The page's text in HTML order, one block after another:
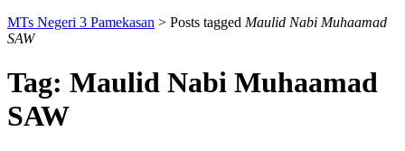
MTs Negeri 3 Pamekasan > Posts tagged Maulid Nabi Muhaamad
SAW
Tag: Maulid Nabi Muhaamad
SAW